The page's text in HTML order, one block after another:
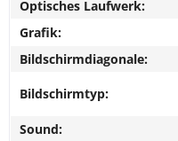
Optisches Laufwerk:
Grafik:
Bildschirmdiagonale:
Bildschirmtyp:
Sound: